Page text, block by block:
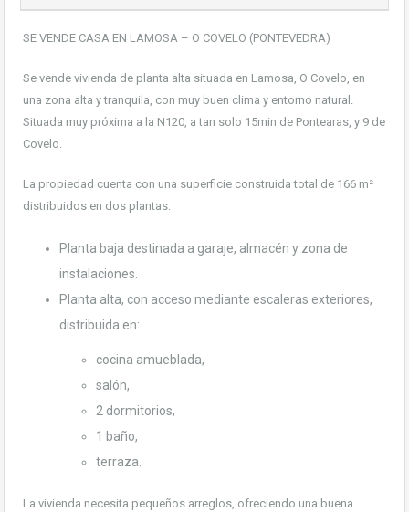
SE VENDE CASA EN LAMOSA – O COVELO (PONTEVEDRA)
Se vende vivienda de planta alta situada en Lamosa, O Covelo, en
una zona alta y tranquila, con muy buen clima y entorno natural.
Situada muy próxima a la N120, a tan solo 15min de Pontearas, y 9 de
Covelo.
La propiedad cuenta con una superficie construida total de 166 m²
distribuidos en dos plantas:
Planta baja destinada a garaje, almacén y zona de
instalaciones.
Planta alta, con acceso mediante escaleras exteriores,
distribuida en:
cocina amueblada,
salón,
2 dormitorios,
1 baño,
terraza.
La vivienda necesita pequeños arreglos, ofreciendo una buena